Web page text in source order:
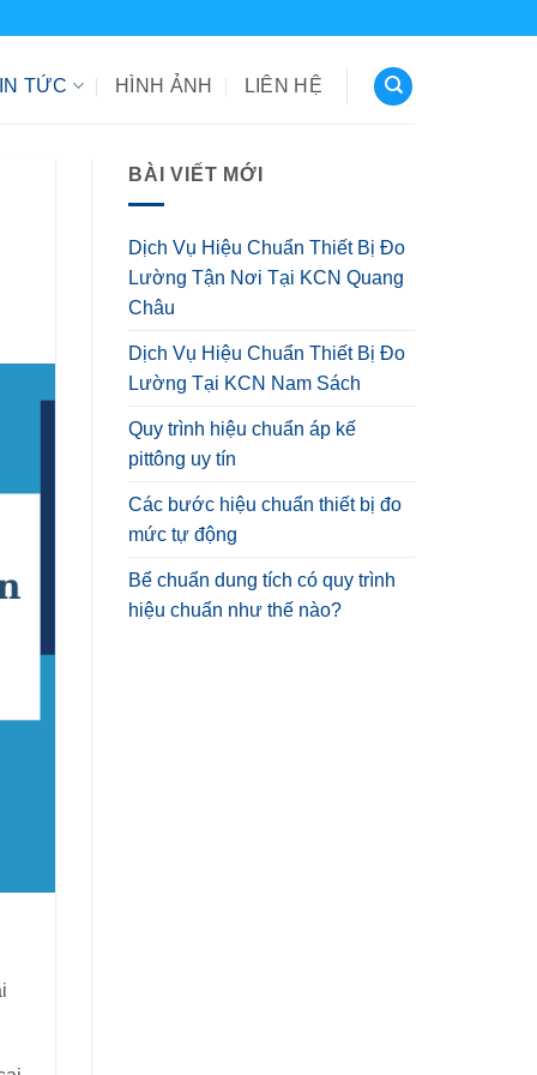
TỨC HÌNH ẢNH LIÊN HỆ
BÀI VIẾT MỚI
Dịch Vụ Hiệu Chuẩn Thiết Bị Đo
Lường Tận Nơi Tại KCN Quang
Châu
Dịch Vụ Hiệu Chuẩn Thiết Bị Đo
Lường Tại KCN Nam Sách
Quy trình hiệu chuẩn áp kế
pittông uy tín
Các bước hiệu chuẩn thiết bị đo
mức tự động
Bể chuẩn dung tích có quy trình
hiệu chuẩn như thế nào?